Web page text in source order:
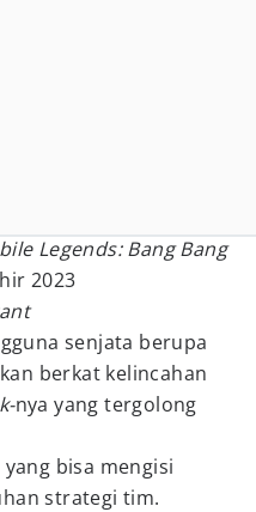
Legends: Bang Bang
2023
senjata berupa
berkat kelincahan
nya yang tergolong
bisa mengisi
strategi tim.